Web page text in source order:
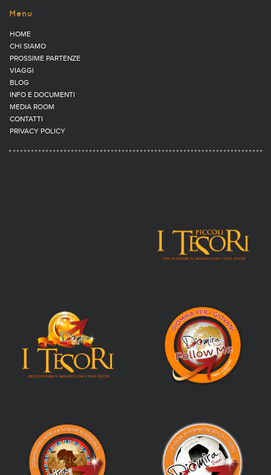
Menu
HOME
CHI SIAMO
PROSSIME PARTENZE
VIAGGI
BLOG
INFO E DOCUMENTI
MEDIA ROOM
CONTATTI
PRIVACY POLICY